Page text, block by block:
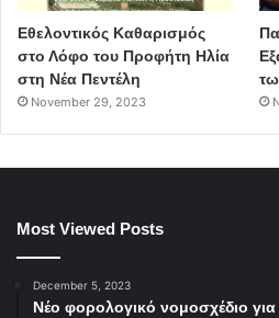
Εθελοντικός Καθαρισμός
στο Λόφο του Προφήτη Ηλία
στη Νέα Πεντέλη
November 29, 2023
Most Viewed Posts
December 5, 2023
Νέο φορολογικό νομοσχέδιο